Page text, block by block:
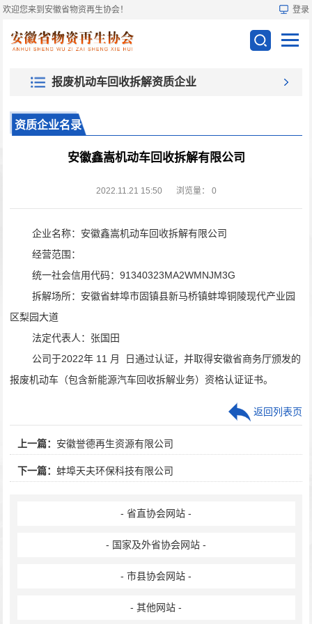
欢迎您来到安徽省物资再生协会！ 登录
报废机动车回收拆解资质企业
资质企业名录
安徽鑫嵩机动车回收拆解有限公司
2022.11.21 15:50 浏览量： 0
企业名称：安徽鑫嵩机动车回收拆解有限公司
经营范围：
统一社会信用代码：91340323MA2WMNJM3G
拆解场所：安徽省蚌埠市固镇县新马桥镇蚌埠铜陵现代产业园
区梨园大道
法定代表人：张国田
公司于2022年 11 月
日通过认证，并取得安徽省商务厅颁发的
报废机动车（包含新能源汽车回收拆解业务）资格认证证书。
上一篇： 安徽誉德再生资源有限公司
下一篇： 蚌埠天夫环保科技有限公司
返回列表页
- 省直协会网站 -
- 国家及外省协会网站 -
- 市县协会网站 -
- 其他网站 -